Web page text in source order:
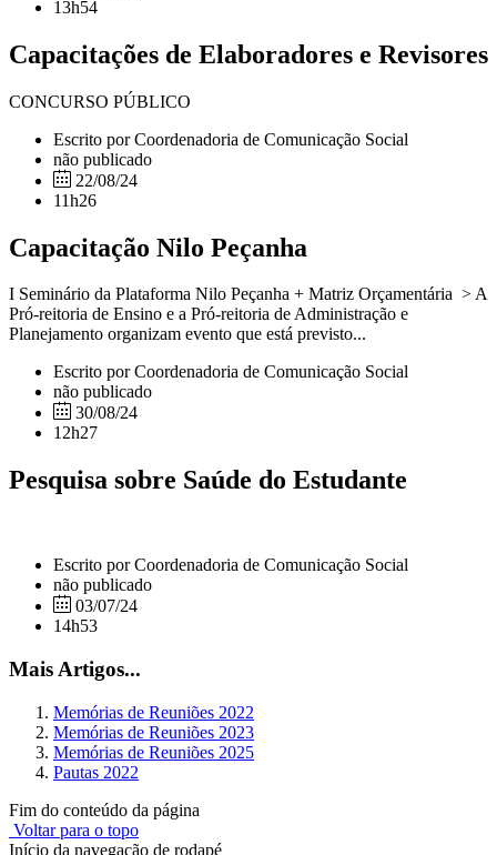
13h54
Capacitações de Elaboradores e Revisores
CONCURSO PÚBLICO
Escrito por Coordenadoria de Comunicação Social
não publicado
22/08/24
11h26
Capacitação Nilo Peçanha
I Seminário da Plataforma Nilo Peçanha + Matriz Orçamentária > A
Pró-reitoria de Ensino e a Pró-reitoria de Administração e
Planejamento organizam evento que está previsto...
Escrito por Coordenadoria de Comunicação Social
não publicado
30/08/24
12h27
Pesquisa sobre Saúde do Estudante
Escrito por Coordenadoria de Comunicação Social
não publicado
03/07/24
14h53
Mais Artigos...
Memórias de Reuniões 2022
Memórias de Reuniões 2023
Memórias de Reuniões 2025
Pautas 2022
Fim do conteúdo da página
Voltar para o topo
Início da navegação de rodapé